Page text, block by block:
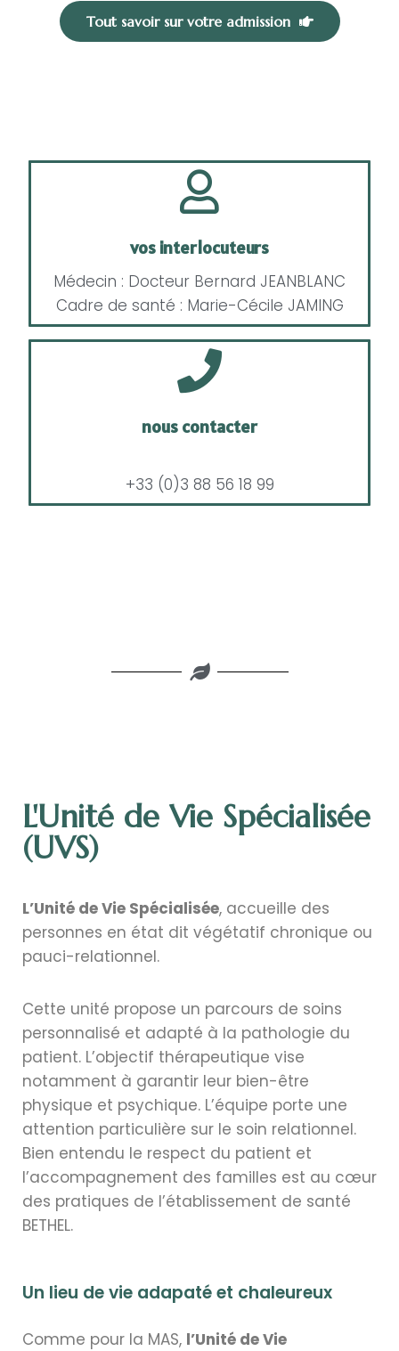
Tout savoir sur votre admission
vos interlocuteurs
Médecin : Docteur Bernard JEANBLANC
Cadre de santé : Marie-Cécile JAMING
nous contacter
+33 (0)3 88 56 18 99
L'Unité de Vie Spécialisée
(UVS)
L’Unité de Vie Spécialisée, accueille des
personnes en état dit végétatif chronique ou
pauci-relationnel.
Cette unité propose un parcours de soins
personnalisé et adapté à la pathologie du
patient. L’objectif thérapeutique vise
notamment à garantir leur bien-être
physique et psychique. L’équipe porte une
attention particulière sur le soin relationnel.
Bien entendu le respect du patient et
l’accompagnement des familles est au cœur
des pratiques de l’établissement de santé
BETHEL.
Un lieu de vie adapaté et chaleureux
Comme pour la MAS, l’Unité de Vie